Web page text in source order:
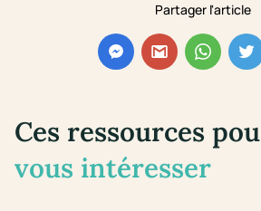
Partager l'article
Ces ressources
vous intéresser